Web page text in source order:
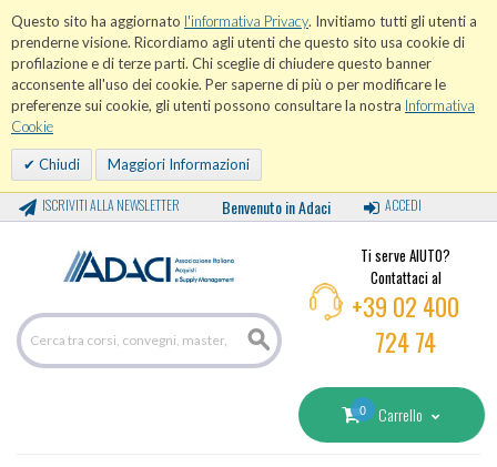
Questo sito ha aggiornato l'informativa Privacy. Invitiamo tutti gli utenti a
prenderne visione. Ricordiamo agli utenti che questo sito usa cookie di
profilazione e di terze parti. Chi sceglie di chiudere questo banner
acconsente all'uso dei cookie. Per saperne di più o per modificare le
preferenze sui cookie, gli utenti possono consultare la nostra Informativa
Cookie
Chiudi Maggiori Informazioni
ISCRIVITI ALLA NEWSLETTER Benvenuto in Adaci ACCEDI
Ti serve AIUTO?
Contattaci al
+39 02 400
724 74
0 Carrello